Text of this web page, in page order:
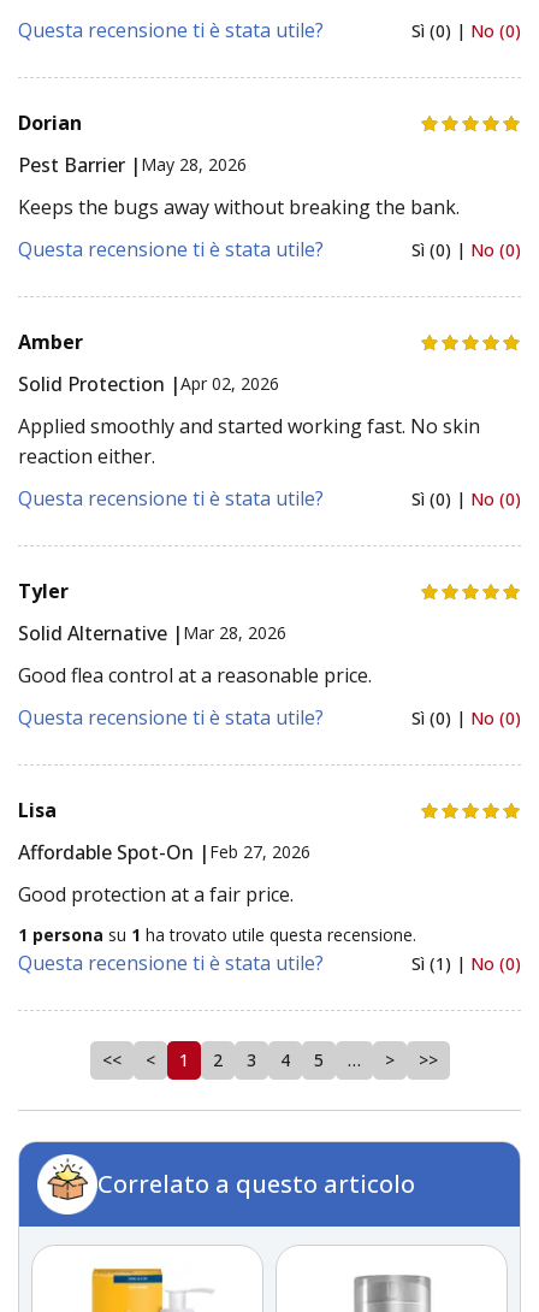
Questa recensione ti è stata utile?
Sì (0) | No (0)
Dorian
Pest Barrier | May 28, 2026
Keeps the bugs away without breaking the bank.
Questa recensione ti è stata utile?
Sì (0) | No (0)
Amber
Solid Protection |Apr 02, 2026
Applied smoothly and started working fast. No skin
reaction either.
Questa recensione ti è stata utile?
Sì (0) | No (0)
Tyler
Solid Alternative | Mar 28, 2026
Good flea control at a reasonable price.
Questa recensione ti è stata utile?
Sì (0) | No (0)
Lisa
Affordable Spot-On | Feb 27, 2026
Good protection at a fair price.
1 persona su 1 ha trovato utile questa recensione.
Questa recensione ti è stata utile? Sì (1) | No (0)
<< < 1 2 3 4 5 … > >>
Correlato a questo articolo